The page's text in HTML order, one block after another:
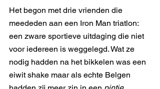
Het begon met drie vrienden die
meededen aan een Iron Man triatlon:
een zware sportieve uitdaging die niet
voor iedereen is weggelegd. Wat ze
nodig hadden na het bikkelen was een
eiwit shake maar als echte Belgen